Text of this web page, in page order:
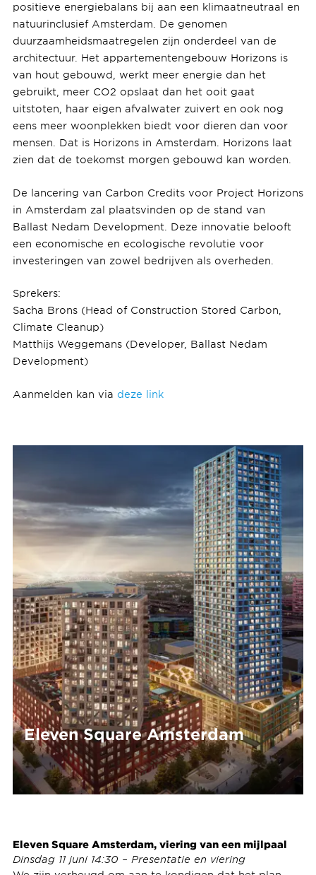
positieve energiebalans bij aan een klimaatneutraal en
natuurinclusief Amsterdam. De genomen
duurzaamheidsmaatregelen zijn onderdeel van de
architectuur. Het appartementengebouw Horizons is
van hout gebouwd, werkt meer energie dan het
gebruikt, meer CO2 opslaat dan het ooit gaat
uitstoten, haar eigen afvalwater zuivert en ook nog
eens meer woonplekken biedt voor dieren dan voor
mensen. Dat is Horizons in Amsterdam. Horizons laat
zien dat de toekomst morgen gebouwd kan worden.
De lancering van Carbon Credits voor Project Horizons
in Amsterdam zal plaatsvinden op de stand van
Ballast Nedam Development. Deze innovatie belooft
een economische en ecologische revolutie voor
investeringen van zowel bedrijven als overheden.
Sprekers:
Sacha Brons (Head of Construction Stored Carbon,
Climate Cleanup)
Matthijs Weggemans (Developer, Ballast Nedam
Development)
Aanmelden kan via deze link
Eleven Square Amsterdam
Eleven Square Amsterdam, viering van een mijlpaal
Dinsdag 11 juni 14:30 – Presentatie en viering